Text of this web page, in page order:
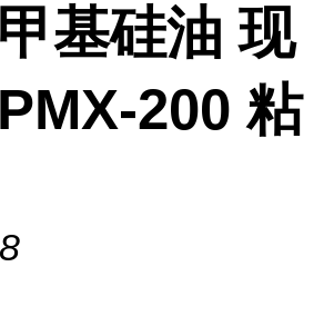
基硅油 现
200 粘